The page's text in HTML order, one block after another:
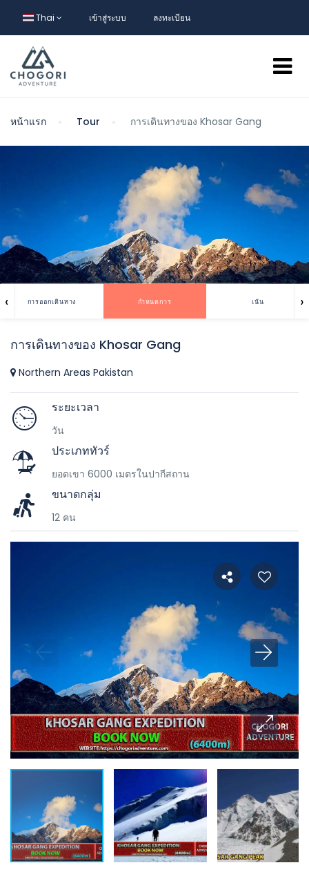
Thai เข้าสู่ระบบ ลงทะเบียน
หน้าแรก Tour การเดินทางของ Khosar Gang
การออกเดินทาง กำหนดการ เน้น
‹ ›
การเดินทางของ Khosar Gang
Northern Areas Pakistan
ระยะเวลา
วัน
ประเภททัวร์
ยอดเขา 6000 เมตรในปากีสถาน
ขนาดกลุ่ม
12 คน